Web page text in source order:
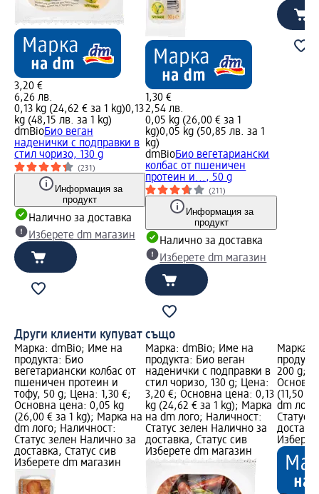
3,20 €
6,26 лв.
0,13 kg (24,62 € за 1 kg)0,13
kg (48,15 лв. за 1 kg)
dmBioБио веган
наденички с подправки в
стил чоризо, 130 g
(231)
Информация за
продукт
Налично за доставка
Изберете dm магазин
1,30 €
2,54 лв.
0,05 kg (26,00 € за 1
kg)0,05 kg (50,85 лв. за 1
kg)
dmBioБио вегетариански
колбас от пшеничен
протеин и..., 50 g
(211)
Информация за
продукт
Налично за доставка
Изберете dm магазин
Други клиенти купуват също
Марка: dmBio; Име на
продукта: Био
вегетариански колбас от
пшеничен протеин и
тофу, 50 g; Цена: 1,30 €;
Основна цена: 0,05 kg
(26,00 € за 1 kg); Марка на
dm лого; Наличност:
Статус зелен Налично за
доставка, Статус сив
Изберете dm магазин
Марка: dmBio; Име на
продукта: Био веган
наденички с подправки в
стил чоризо, 130 g; Цена:
3,20 €; Основна цена: 0,13
kg (24,62 € за 1 kg); Марка
на dm лого; Наличност:
Статус зелен Налично за
доставка, Статус сив
Изберете dm магазин
Марка:
200 g;
(11,50 €
dm
Статус